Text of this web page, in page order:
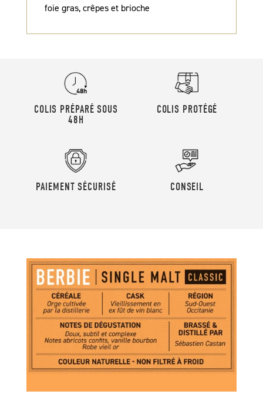
foie gras, crêpes et brioche
COLIS PRÉPARÉ SOUS
48H
COLIS PROTÉGÉ
PAIEMENT SÉCURISÉ CONSEIL